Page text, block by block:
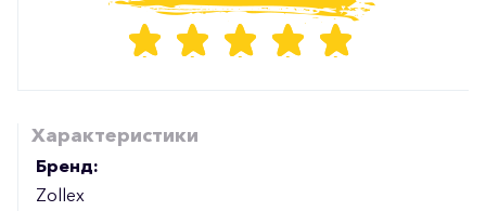
Характеристики
Бренд:
Zollex